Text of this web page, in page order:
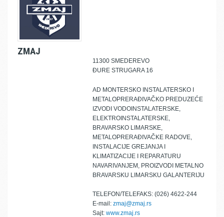
ZMAJ
11300 SMEDEREVO
ĐURE STRUGARA 16
AD MONTERSKO INSTALATERSKO I
METALOPRERAĐIVAČKO PREDUZEĆE
IZVODI VODOINSTALATERSKE,
ELEKTROINSTALATERSKE,
BRAVARSKO LIMARSKE,
METALOPRERAĐIVAČKE RADOVE,
INSTALACIJE GREJANJA I
KLIMATIZACIJE I REPARATURU
NAVARIVANJEM, PROIZVODI METALNO
BRAVARSKU LIMARSKU GALANTERIJU
TELEFON/TELEFAKS: (026) 4622-244
E-mail: zmaj@zmaj.rs
Sajt: www.zmaj.rs